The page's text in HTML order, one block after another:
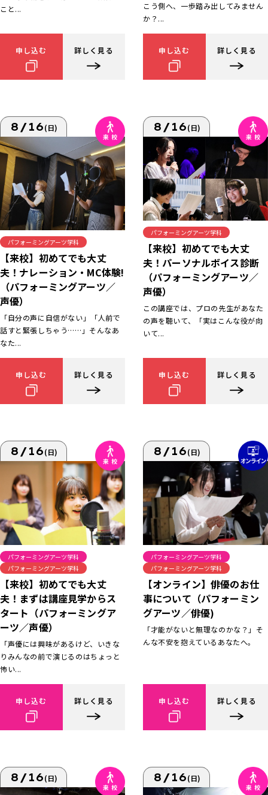
こと...
申し込む 詳しく見る
こう側へ、一歩踏み出してみません
か？...
申し込む 詳しく見る
8/16(日)
パフォーミングアーツ学科
【来校】初めてでも大丈
夫！ナレーション・MC体験!
（パフォーミングアーツ／
声優）
「自分の声に自信がない」「人前で
話すと緊張しちゃう……」そんなあ
なた...
申し込む 詳しく見る
8/16(日)
パフォーミングアーツ学科
【来校】初めてでも大丈
夫！パーソナルボイス診断
（パフォーミングアーツ／
声優）
この講座では、プロの先生があなた
の声を聴いて、「実はこんな役が向
いて...
申し込む 詳しく見る
8/16(日)
パフォーミングアーツ学科
パフォーミングアーツ学科
【来校】初めてでも大丈
夫！まずは講座見学からス
タート（パフォーミングア
ーツ／声優）
「声優には興味があるけど、いきな
りみんなの前で演じるのはちょっと
怖い...
申し込む 詳しく見る
8/16(日)
パフォーミングアーツ学科
パフォーミングアーツ学科
【オンライン】俳優のお仕
事について（パフォーミン
グアーツ／俳優)
「才能がないと無理なのかな？」そ
んな不安を抱えているあなたへ。
申し込む 詳しく見る
8/16(日) 8/16(日)